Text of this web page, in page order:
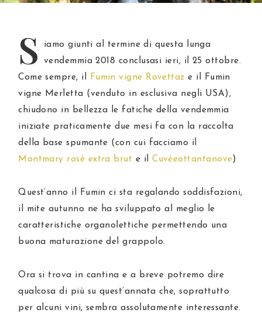
S
iamo giunti al termine di questa lunga
vendemmia 2018 conclusasi ieri, il 25 ottobre.
Come sempre, il Fumin vigne Rovettaz e il Fumin
vigne Merletta (venduto in esclusiva negli USA),
chiudono in bellezza le fatiche della vendemmia
iniziate praticamente due mesi fa con la raccolta
della base spumante (con cui facciamo il
Montmary rosé extra brut e ilCuvéeottantanove)
Quest’anno il Fumin ci sta regalando soddisfazioni,
il mite autunno ne ha sviluppato al meglio le
caratteristiche organolettiche permettendo una
buona maturazione del grappolo.
Ora si trova in cantina e a breve potremo dire
qualcosa di più su quest’annata che, soprattutto
per alcuni vini, sembra assolutamente interessante.